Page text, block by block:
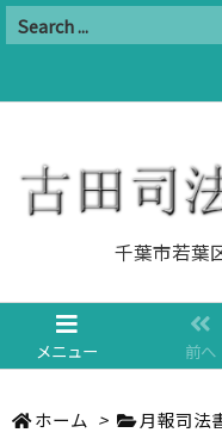
千葉市若葉
メニュー 前へ
ホーム > 月報司法